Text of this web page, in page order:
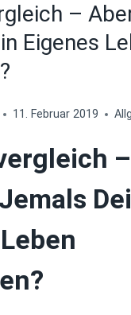
–
Eigenes
11. Februar 2019